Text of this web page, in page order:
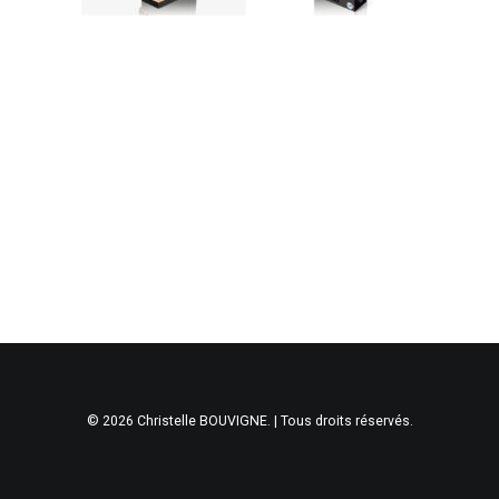
© 2026 Christelle BOUVIGNE. | Tous droits réservés.